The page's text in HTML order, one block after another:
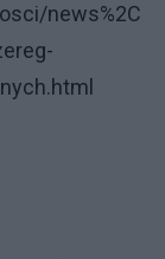
news%2C